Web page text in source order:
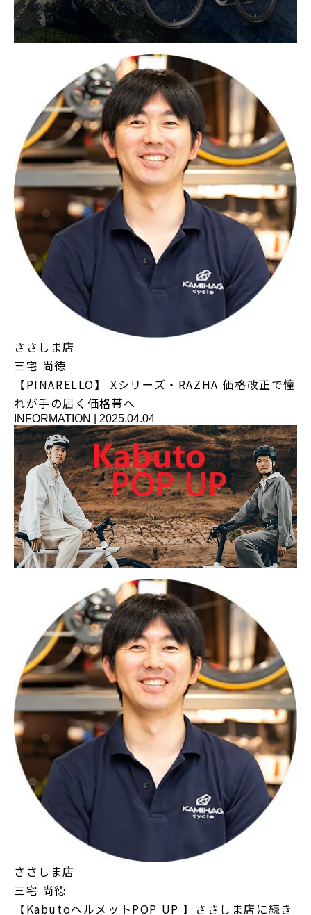
ささしま店
三宅 尚徳
【PINARELLO】 Xシリーズ・RAZHA 価格改正で憧
れが手の届く価格帯へ
INFORMATION 2025.04.04
ささしま店
三宅 尚徳
【KabutoヘルメットPOP UP 】ささしま店に続き